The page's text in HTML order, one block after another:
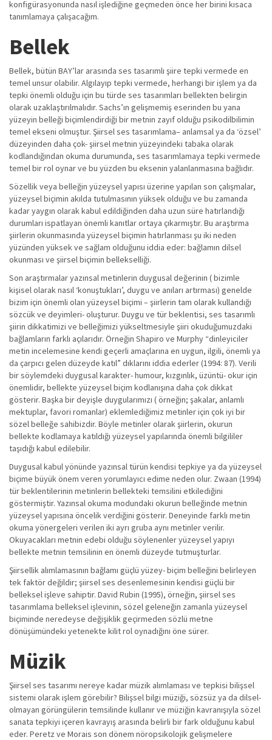
konfigürasyonunda nasıl işlediğine geçmeden önce her birini kısaca
tanımlamaya çalışacağım.
Bellek
Bellek, bütün BAY’lar arasında ses tasarımlı şiire tepki vermede en
temel unsur olabilir. Algılayıp tepki vermede, herhangi bir işlem ya da
tepki önemli olduğu için bu türde ses tasarımları bellekten belirgin
olarak uzaklaştırılmalıdır. Sachs’ın gelişmemiş eserinden bu yana
yüzeyin belleği biçimlendirdiği bir metnin zayıf olduğu psikodilbilimin
temel ekseni olmuştur. Şiirsel ses tasarımlama– anlamsal ya da ‘özsel’
düzeyinden daha çok- şiirsel metnin yüzeyindeki tabaka olarak
kodlandığından okuma durumunda, ses tasarımlamaya tepki vermede
temel bir rol oynar ve bu yüzden bu eksenin yalanlanmasına bağlıdır.
Sözellik veya belleğin yüzeysel yapısı üzerine yapılan son çalışmalar,
yüzeysel biçimin akılda tutulmasının yüksek olduğu ve bu zamanda
kadar yaygın olarak kabul edildiğinden daha uzun süre hatırlandığı
durumları ispatlayan önemli kanıtlar ortaya çıkarmıştır. Bu araştırma
şiirlerin okunmasında yüzeysel biçimin hatırlanması şu iki neden
yüzünden yüksek ve sağlam olduğunu iddia eder: bağlamın dilsel
okunması ve şiirsel biçimin bellekselliği.
Son araştırmalar yazınsal metinlerin duygusal değerinin ( bizimle
kişisel olarak nasıl ‘konuştukları’, duygu ve anıları artırması) genelde
bizim için önemli olan yüzeysel biçimi – şiirlerin tam olarak kullandığı
sözcük ve deyimleri- oluşturur. Duygu ve tür beklentisi, ses tasarımlı
şiirin dikkatimizi ve belleğimizi yükseltmesiyle şiiri okuduğumuzdaki
bağlamların farklı açılarıdır. Örneğin Shapiro ve Murphy “dinleyiciler
metin incelemesine kendi geçerli amaçlarına en uygun, ilgili, önemli ya
da çarpıcı gelen düzeyde katıl” dıklarını iddia ederler (1994: 87). Verili
bir söylemdeki duygusal karakter- humour, kızgınlık, üzüntü- okur için
önemlidir, bellekte yüzeysel biçim kodlanışına daha çok dikkat
gösterir. Başka bir deyişle duygularımızı ( örneğin; şakalar, anlamlı
mektuplar, favori romanlar) eklemlediğimiz metinler için çok iyi bir
sözel belleğe sahibizdir. Böyle metinler olarak şiirlerin, okurun
bellekte kodlamaya katıldığı yüzeysel yapılarında önemli bilgililer
taşıdığı kabul edilebilir.
Duygusal kabul yönünde yazınsal türün kendisi tepkiye ya da yüzeysel
biçime büyük önem veren yorumlayıcı edime neden olur. Zwaan (1994)
tür beklentilerinin metinlerin bellekteki temsilini etkilediğini
göstermiştir. Yazınsal okuma modundaki okurun belleğinde metnin
yüzeysel yapısına öncelik verdiğini gösterir. Deneyinde farklı metin
okuma yönergeleri verilen iki ayrı gruba aynı metinler verilir.
Okuyacakları metnin edebi olduğu söylenenler yüzeysel yapıyı
bellekte metnin temsilinin en önemli düzeyde tutmuşturlar.
Şiirsellik alımlamasının bağlamı güçlü yüzey- biçim belleğini belirleyen
tek faktör değildir; şiirsel ses desenlemesinin kendisi güçlü bir
belleksel işleve sahiptir. David Rubin (1995), örneğin, şiirsel ses
tasarımlama belleksel işlevinin, sözel geleneğin zamanla yüzeysel
biçiminde neredeyse değişiklik geçirmeden sözlü metne
dönüşümündeki yetenekte kilit rol oynadığını öne sürer.
Müzik
Şiirsel ses tasarımı nereye kadar müzik alımlaması ve tepkisi bilişsel
sistemi olarak işlem görebilir? Bilişsel bilgi müziği, sözsüz ya da dilsel-
olmayan görüngülerin temsilinde kullanır ve müziğin kavranışıyla sözel
sanata tepkiyi içeren kavrayış arasında belirli bir fark olduğunu kabul
eder. Peretz ve Morais son dönem nöropsikolojik gelişmelere